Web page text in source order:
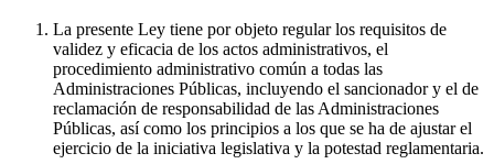
La presente Ley tiene por objeto regular los requisitos de
validez y eficacia de los actos administrativos, el
procedimiento administrativo común a todas las
Administraciones Públicas, incluyendo el sancionador y el de
reclamación de responsabilidad de las Administraciones
Públicas, así como los principios a los que se ha de ajustar el
ejercicio de la iniciativa legislativa y la potestad reglamentaria.